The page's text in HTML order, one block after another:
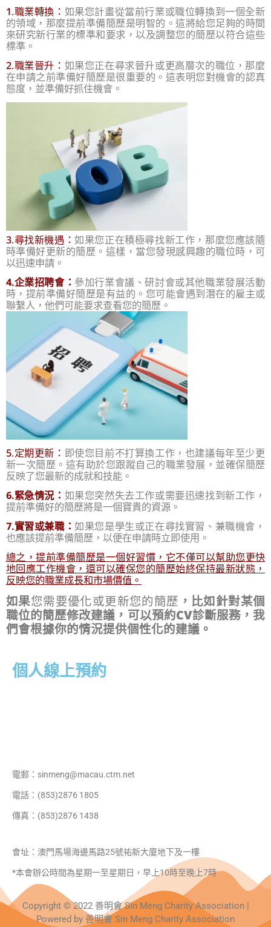
1.職業轉換： 如果您計畫從當前行業或職位轉換到一個全新
的領域，那麼提前準備簡歷是明智的。這將給您足夠的時間
來研究新行業的標準和要求，以及調整您的簡歷以符合這些
標準。
2.職業晉升： 如果您正在尋求晉升或更高層次的職位，那麼
在申請之前準備好簡歷是很重要的。這表明您對機會的認真
態度，並準備好抓住機會。
3.尋找新機遇：如果您正在積極尋找新工作，那麼您應該隨
時準備好更新的簡歷。這樣，當您發現感興趣的職位時，可
以迅速申請。
4.企業招聘會： 參加行業會議、研討會或其他職業發展活動
時，提前準備好簡歷是有益的。您可能會遇到潛在的雇主或
聯繫人，他們可能要求查看您的簡歷。
5.定期更新： 即使您目前不打算換工作，也建議每年至少更
新一次簡歷。這有助於您跟蹤自己的職業發展，並確保簡歷
反映了您最新的成就和技能。
6.緊急情況： 如果您突然失去工作或需要迅速找到新工作，
提前準備好的簡歷將是一個寶貴的資源。
7.實習或兼職：如果您是學生或正在尋找實習、兼職機會，
也應該提前準備簡歷，以便在申請時立即使用。
總之，提前準備簡歷是一個好習慣，它不僅可以幫助您更快
地回應工作機會，還可以確保您的簡歷始終保持最新狀態，
反映您的職業成長和市場價值。
如果您需要優化或更新您的簡歷 ，比如針對某個
職位的簡歷修改建議，可以預約CV診斷服務，我
們會根據你的情況提供個性化的建議 。
個人線上預約
電郵：sinmeng@macau.ctm.net
電話：(853)2876 1805
傳真：(853)2876 1438
會址：澳門馬場海邊馬路25號祐新大廈地下及一樓
*本會辦公時間為星期一至星期日，早上10時至晚上7時
Copyright © 2022 善明會 Sin Meng Charity Association |
Powered by 善明會 Sin Meng Charity Association